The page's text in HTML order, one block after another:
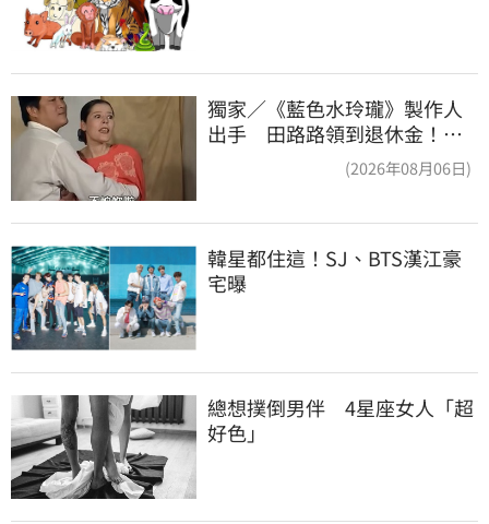
獨家／《藍色水玲瓏》製作人
出手 田路路領到退休金！隱
(2026年08月06日)
韓星都住這！SJ、BTS漢江豪
宅曝
總想撲倒男伴　4星座女人「超
好色」